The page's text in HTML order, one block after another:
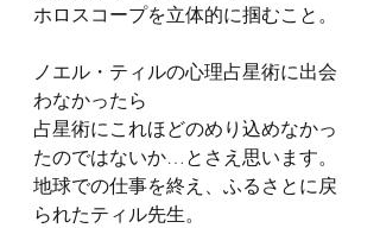
ホロスコープを立体的に掴むこと。
ノエル・ティルの心理占星術に出会
わなかったら
占星術にこれほどのめり込めなかっ
たのではないか…とさえ思います。
地球での仕事を終え、ふるさとに戻
られたティル先生。